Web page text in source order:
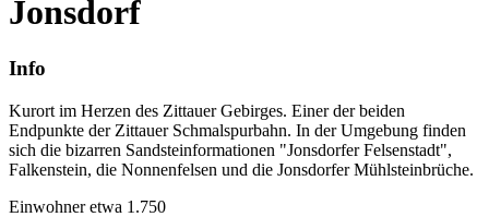
Jonsdorf
Info
Kurort im Herzen des Zittauer Gebirges. Einer der beiden
Endpunkte der Zittauer Schmalspurbahn. In der Umgebung finden
sich die bizarren Sandsteinformationen "Jonsdorfer Felsenstadt",
Falkenstein, die Nonnenfelsen und die Jonsdorfer Mühlsteinbrüche.
Einwohner etwa 1.750